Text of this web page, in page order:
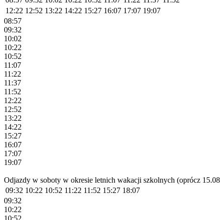
12:22 12:52 13:22 14:22 15:27 16:07 17:07 19:07
08:57
09:32
10:02
10:22
10:52
11:07
11:22
11:37
11:52
12:22
12:52
13:22
14:22
15:27
16:07
17:07
19:07
Odjazdy w soboty w okresie letnich wakacji szkolnych (oprócz
09:32 10:22 10:52 11:22 11:52 15:27 18:07
09:32
10:22
10:52